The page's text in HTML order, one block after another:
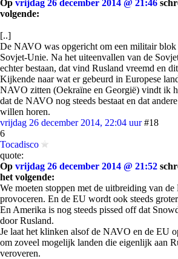
Op vrijdag 26 december 2014 @ 21:46
volgende:
[..]
De NAVO was opgericht om een militair blok
Sovjet-Unie. Na het uiteenvallen van de
echter bestaan, dat vind Rusland vreemd en
Kijkende naar wat er gebeurd in Europese
NAVO zitten (Oekraïne en Georgië) vindt ik
dat de NAVO nog steeds bestaat en dat
willen horen.
vrijdag 26 december 2014, 22:04 uur #18
6
Tocadisco
quote:
Op vrijdag 26 december 2014 @ 21:52
het volgende:
We moeten stoppen met de uitbreiding van
provoceren. En de EU wordt ook steeds
En Amerika is nog steeds pissed off dat
door Rusland.
Je laat het klinken alsof de NAVO en de EU
om zoveel mogelijk landen die eigenlijk aan
veroveren.